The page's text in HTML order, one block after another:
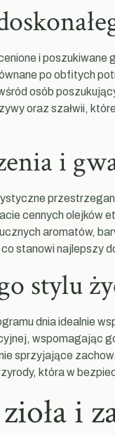
i
po obfitych
osób
oraz szałwii,
i
cennych
aromatów,
stanowi najlepszy
stylu
dnia idealnie
wspomagając
sprzyjające
która w
i